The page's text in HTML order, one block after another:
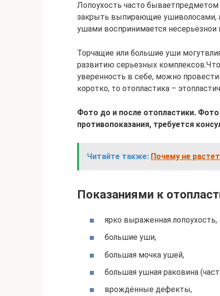
Лопоухость часто
закрыть выпирающие ушиволосами,
ушами воспринимается
Торчащие или большие уши
развитию серьезных
уверенность в себе, можно
коротко, то отопластика –
Фото до и после отопластики.
противопоказания, требуется
Читайте также: Почему не
Показаниями к
ярко выраженная лопоухость,
большие уши,
большая мочка ушей,
большая ушная раковина
врождённые дефекты,